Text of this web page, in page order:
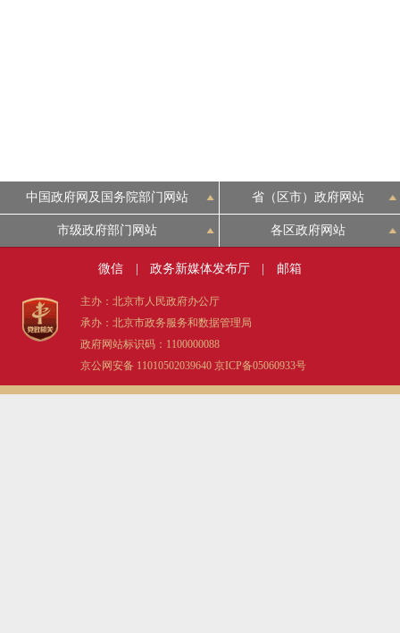
中国政府网及国务院部门网站 省（区市）政府网站
市级政府部门网站 各区政府网站
微信 政务新媒体发布厅 邮箱
主办：北京市人民政府办公厅
承办：北京市政务服务和数据管理局
政府网站标识码：1100000088
京公网安备 11010502039640 京ICP备05060933号